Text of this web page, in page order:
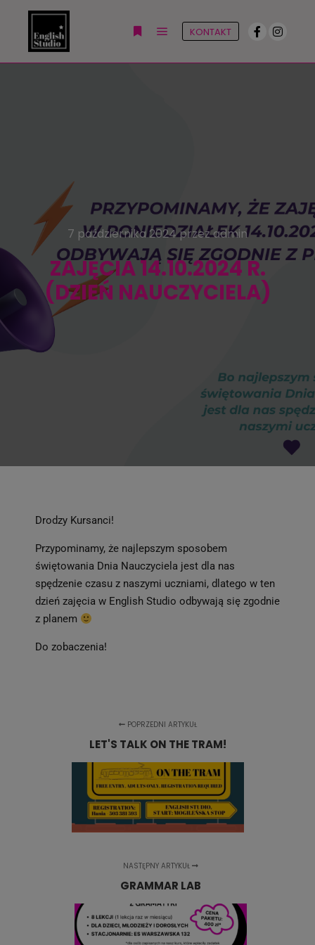
KONTAKT
7 października 2024przezadmin
ZAJĘCIA 14.10.2024 R.
(DZIEŃ NAUCZYCIELA)
Drodzy Kursanci!
Przypominamy, że najlepszym sposobem
świętowania Dnia Nauczyciela jest dla nas
spędzenie czasu z naszymi uczniami, dlatego w ten
dzień zajęcia w English Studio odbywają się zgodnie
z planem
Do zobaczenia!
POPRZEDNI ARTYKUŁ
LET'S TALK ON THE TRAM!
NASTĘPNY ARTYKUŁ
GRAMMAR LAB